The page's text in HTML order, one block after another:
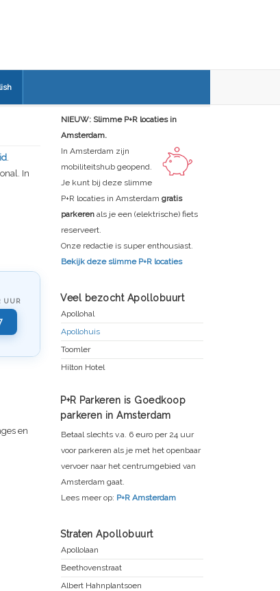
In
UUR
en
NIEUW: Slimme P+R locaties in
Amsterdam.
In Amsterdam zijn
mobiliteitshub geopend.
Je kunt bij deze slimme
P+R locaties in Amsterdam gratis
parkeren als je een (elektrische) fiets
reserveert.
Onze redactie is super enthousiast.
Bekijk deze slimme P+R locaties
Veel bezocht Apollobuurt
Apollohal
Apollohuis
Toomler
Hilton Hotel
P+R Parkeren is Goedkoop
parkeren in Amsterdam
Betaal slechts v.a. 6 euro per 24 uur
voor parkeren als je met het openbaar
vervoer naar het centrumgebied van
Amsterdam gaat.
Lees meer op: P+R Amsterdam
Straten Apollobuurt
Apollolaan
Beethovenstraat
Albert Hahnplantsoen